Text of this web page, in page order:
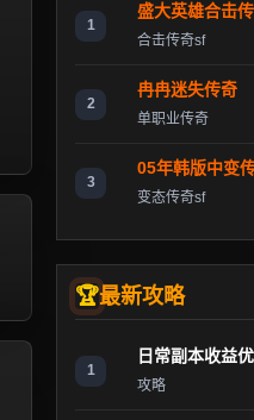
1
盛大英雄合击
合击传奇sf
2
冉冉迷失传奇
单职业传奇
3
05年韩版中变
变态传奇sf
最新攻略
1
日常副本收益
攻略